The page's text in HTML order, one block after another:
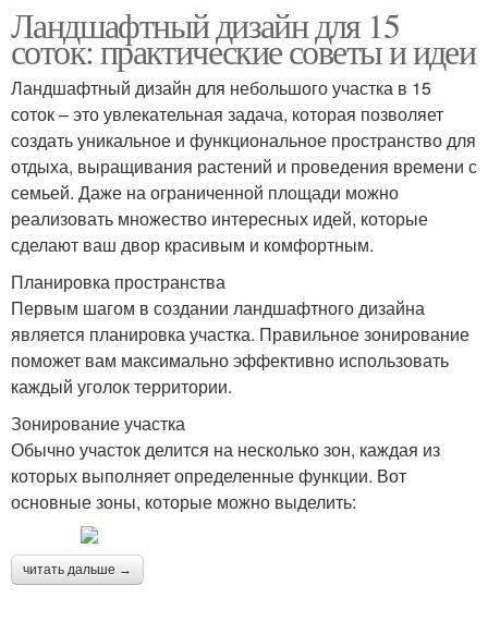
Ландшафтный дизайн для 15
соток: практические советы и идеи
Ландшафтный дизайн для небольшого участка в 15
соток – это увлекательная задача, которая позволяет
создать уникальное и функциональное пространство для
отдыха, выращивания растений и проведения времени с
семьей. Даже на ограниченной площади можно
реализовать множество интересных идей, которые
сделают ваш двор красивым и комфортным.
Планировка пространства
Первым шагом в создании ландшафтного дизайна
является планировка участка. Правильное зонирование
поможет вам максимально эффективно использовать
каждый уголок территории.
Зонирование участка
Обычно участок делится на несколько зон, каждая из
которых выполняет определенные функции. Вот
основные зоны, которые можно выделить:
читать дальше →